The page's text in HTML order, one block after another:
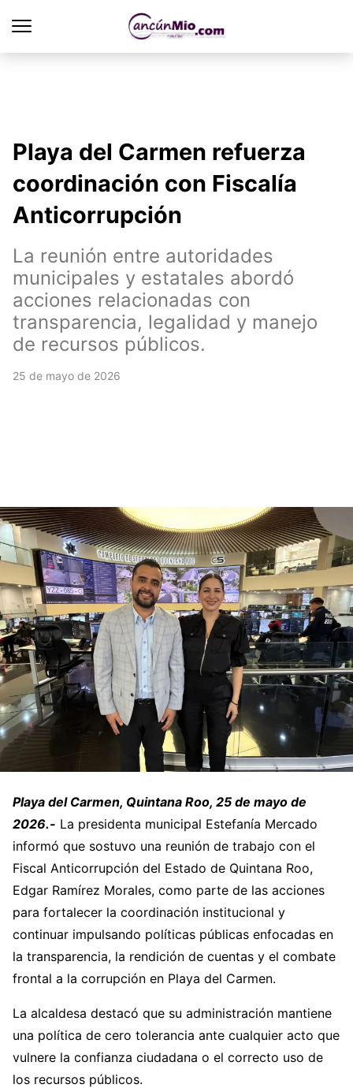
Playa del Carmen refuerza
coordinación con Fiscalía
Anticorrupción
La reunión entre autoridades
municipales y estatales abordó
acciones relacionadas con
transparencia, legalidad y manejo
de recursos públicos.
25 de mayo de 2026
Playa del Carmen, Quintana Roo, 25 de mayo de
2026.- La presidenta municipal Estefanía Mercado
informó que sostuvo una reunión de trabajo con el
Fiscal Anticorrupción del Estado de Quintana Roo,
Edgar Ramírez Morales, como parte de las acciones
para fortalecer la coordinación institucional y
continuar impulsando políticas públicas enfocadas en
la transparencia, la rendición de cuentas y el combate
frontal a la corrupción en Playa del Carmen.
La alcaldesa destacó que su administración mantiene
una política de cero tolerancia ante cualquier acto que
vulnere la confianza ciudadana o el correcto uso de
los recursos públicos.